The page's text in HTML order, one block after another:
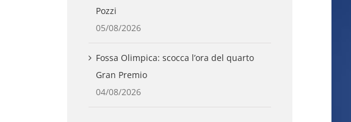
Pozzi
05/08/2026
Fossa Olimpica: scocca l’ora del quarto
Gran Premio
04/08/2026